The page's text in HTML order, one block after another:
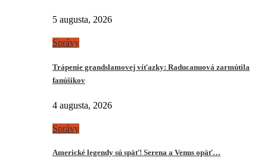
5 augusta, 2026
Správy
Trápenie grandslamovej víťazky: Raducanuová zarmútila
fanúšikov
4 augusta, 2026
Správy
Americké legendy sú späť! Serena a Venus opäť…